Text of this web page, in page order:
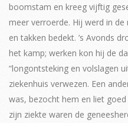
boomstam en kreeg vijftig
meer verroerde. Hij werd in
en takken bedekt. ’s Avonds
het kamp; werken kon hij de
“longontsteking en volslagen
ziekenhuis verwezen. Een
was, bezocht hem en liet
zijn ziekte waren de